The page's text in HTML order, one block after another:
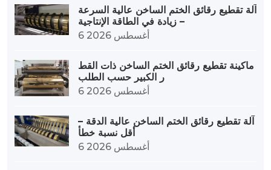
آلة تقطيع رقائق الختم الساخن عالية السرعة
– زيادة في الطاقة الإنتاجية
6 أغسطس 2026
ماكينة تقطيع رقائق الختم الساخن ذات القط
ر الكبير حسب الطلب
6 أغسطس 2026
آلة تقطيع رقائق الختم الساخن عالية الدقة –
أقل نسبة خطأ
6 أغسطس 2026